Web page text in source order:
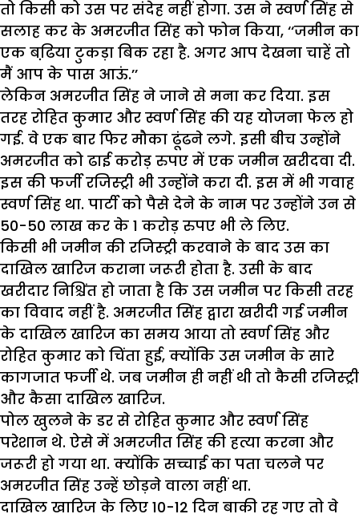
तो किसी को उस पर संदेह नहीं होगा. उस ने स्वर्ण सिंह से
सलाह कर के अमरजीत सिंह को फोन किया, ‘‘जमीन का
एक बढि़या टुकड़ा बिक रहा है. अगर आप देखना चाहें तो
मैं आप के पास आऊं.’’
लेकिन अमरजीत सिंह ने जाने से मना कर दिया. इस
तरह रोहित कुमार और स्वर्ण सिंह की यह योजना फेल हो
गई. वे एक बार फिर मौका ढूंढने लगे. इसी बीच उन्होंने
अमरजीत को ढाई करोड़ रुपए में एक जमीन खरीदवा दी.
इस की फर्जी रजिस्ट्री भी उन्होंने करा दी. इस में भी गवाह
स्वर्ण सिंह था. पार्टी को पैसे देने के नाम पर उन्होंने उन से
50-50 लाख कर के 1 करोड़ रुपए भी ले लिए.
किसी भी जमीन की रजिस्ट्री करवाने के बाद उस का
दाखिल खारिज कराना जरूरी होता है. उसी के बाद
खरीदार निश्चिंत हो जाता है कि उस जमीन पर किसी तरह
का विवाद नहीं है. अमरजीत सिंह द्वारा खरीदी गई जमीन
के दाखिल खारिज का समय आया तो स्वर्ण सिंह और
रोहित कुमार को चिंता हुई, क्योंकि उस जमीन के सारे
कागजात फर्जी थे. जब जमीन ही नहीं थी तो कैसी रजिस्ट्री
और कैसा दाखिल खारिज.
पोल खुलने के डर से रोहित कुमार और स्वर्ण सिंह
परेशान थे. ऐसे में अमरजीत सिंह की हत्या करना और
जरूरी हो गया था. क्योंकि सच्चाई का पता चलने पर
अमरजीत सिंह उन्हें छोड़ने वाला नहीं था.
दाखिल खारिज के लिए 10-12 दिन बाकी रह गए तो वे